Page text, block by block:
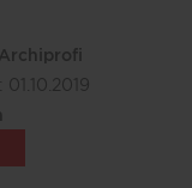
01.10.2019